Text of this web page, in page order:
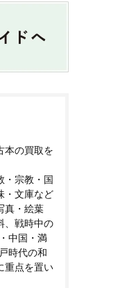
本の買取を
・宗教・国
・文庫など
真・絵葉
、戦時中の
中国・満
時代の和
重点を置い